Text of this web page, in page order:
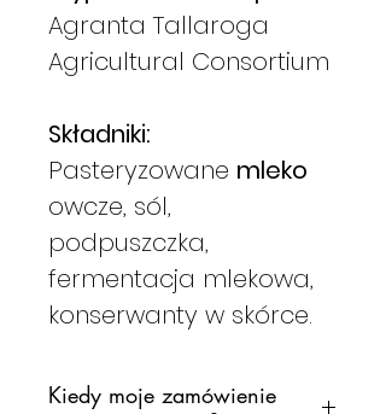
Agranta Tallaroga
Agricultural Consortium
Składniki:
Pasteryzowane mleko
owcze, sól,
podpuszczka,
fermentacja mlekowa,
konserwanty w skórce.
Kiedy moje zamówienie